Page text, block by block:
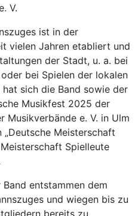
V.
ist in der
vielen Jahren etabliert und
der Stadt, u. a. bei
bei Spielen der lokalen
hat sich die Band sowie der
Musikfest 2025 der
Musikverbände e. V. in Ulm
Meisterschaft
Spielleute
entstammen dem
und wiegen bis zu
bereits zu